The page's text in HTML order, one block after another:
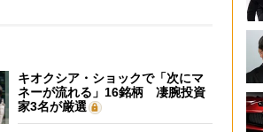
キオクシア・ショックで「次にマ
ネーが流れる」16銘柄 凄腕投資
家3名が厳選